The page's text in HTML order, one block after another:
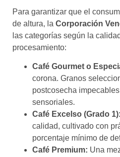
Para garantizar que el
de altura, la Corporación
las categorías según la
procesamiento:
Café Gourmet o
corona. Granos
postcosecha
sensoriales.
Café Excelso (Grado 1):
calidad, cultivado con
porcentaje mínimo de
Café Premium: Una